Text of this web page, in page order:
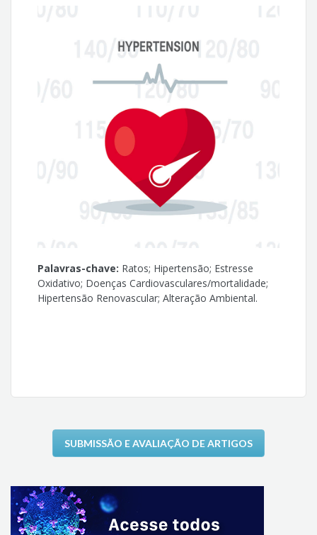
Aline Regina Ruiz Lima
Luana Urbano Pagan
Ricardo Luiz Damatto
Palavras-chave: Ratos; Hipertensão; Estresse
Oxidativo; Doenças Cardiovasculares/mortalidade;
Hipertensão Renovascular; Alteração Ambiental.
SUBMISSÃO E AVALIAÇÃO DE ARTIGOS